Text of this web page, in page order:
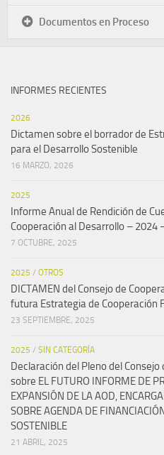
Documentos en Proceso
INFORMES RECIENTES
2026
Dictamen sobre el borrador de
para el Desarrollo Sostenible
16 MARZO, 2026
2025
Informe Anual de Rendición de
Cooperación al Desarrollo – 2024
7 OCTUBRE, 2025
2025 / OTROS
DICTAMEN del Consejo de
futura Estrategia de Cooperación
23 SEPTIEMBRE, 2025
2025 / SIN CATEGORÍA
Declaración del Pleno del
sobre EL FUTURO INFORME DE
EXPANSIÓN DE LA AOD,
SOBRE AGENDA DE
SOSTENIBLE
21 ABRIL, 2025